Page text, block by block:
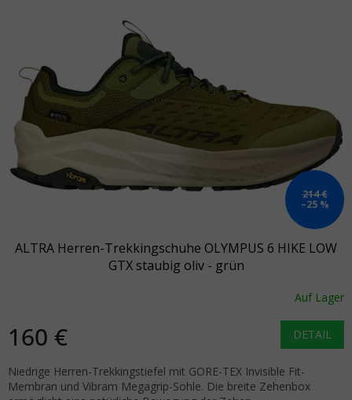
214 €
–25 %
ALTRA Herren-Trekkingschuhe OLYMPUS 6 HIKE LOW
GTX staubig oliv - grün
Auf Lager
160 € DETAIL
Niedrige Herren-Trekkingstiefel mit GORE-TEX Invisible Fit-
Membran und Vibram Megagrip-Sohle. Die breite Zehenbox